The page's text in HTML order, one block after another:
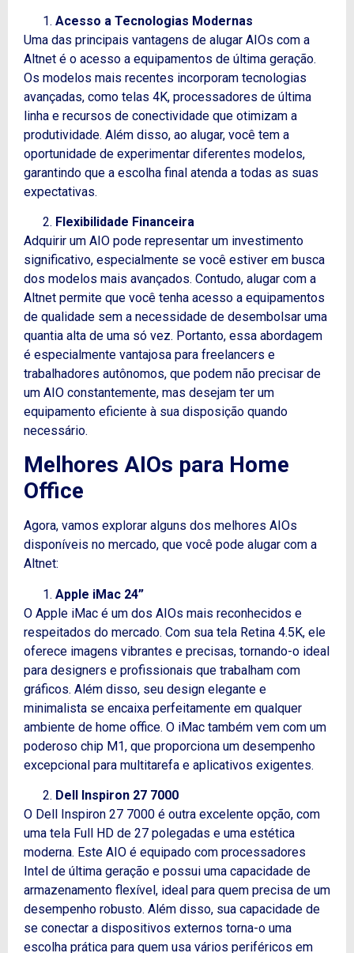
Acesso a Tecnologias Modernas
Uma das principais vantagens de alugar AIOs com a
Altnet é o acesso a equipamentos de última geração.
Os modelos mais recentes incorporam tecnologias
avançadas, como telas 4K, processadores de última
linha e recursos de conectividade que otimizam a
produtividade. Além disso, ao alugar, você tem a
oportunidade de experimentar diferentes modelos,
garantindo que a escolha final atenda a todas as suas
expectativas.
Flexibilidade Financeira
Adquirir um AIO pode representar um investimento
significativo, especialmente se você estiver em busca
dos modelos mais avançados. Contudo, alugar com a
Altnet permite que você tenha acesso a equipamentos
de qualidade sem a necessidade de desembolsar uma
quantia alta de uma só vez. Portanto, essa abordagem
é especialmente vantajosa para freelancers e
trabalhadores autônomos, que podem não precisar de
um AIO constantemente, mas desejam ter um
equipamento eficiente à sua disposição quando
necessário.
Melhores AIOs para Home
Office
Agora, vamos explorar alguns dos melhores AIOs
disponíveis no mercado, que você pode alugar com a
Altnet:
Apple iMac 24”
O Apple iMac é um dos AIOs mais reconhecidos e
respeitados do mercado. Com sua tela Retina 4.5K, ele
oferece imagens vibrantes e precisas, tornando-o ideal
para designers e profissionais que trabalham com
gráficos. Além disso, seu design elegante e
minimalista se encaixa perfeitamente em qualquer
ambiente de home office. O iMac também vem com um
poderoso chip M1, que proporciona um desempenho
excepcional para multitarefa e aplicativos exigentes.
Dell Inspiron 27 7000
O Dell Inspiron 27 7000 é outra excelente opção, com
uma tela Full HD de 27 polegadas e uma estética
moderna. Este AIO é equipado com processadores
Intel de última geração e possui uma capacidade de
armazenamento flexível, ideal para quem precisa de um
desempenho robusto. Além disso, sua capacidade de
se conectar a dispositivos externos torna-o uma
escolha prática para quem usa vários periféricos em